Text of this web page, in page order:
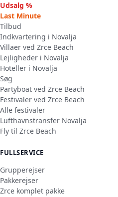
Udsalg %
Last Minute
Tilbud
Indkvartering i Novalja
Villaer ved Zrce Beach
Lejligheder i Novalja
Hoteller i Novalja
Søg
Partyboat ved Zrce Beach
Festivaler ved Zrce Beach
Alle festivaler
Lufthavnstransfer Novalja
Fly til Zrce Beach
FULLSERVICE
Grupperejser
Pakkerejser
Zrce komplet pakke